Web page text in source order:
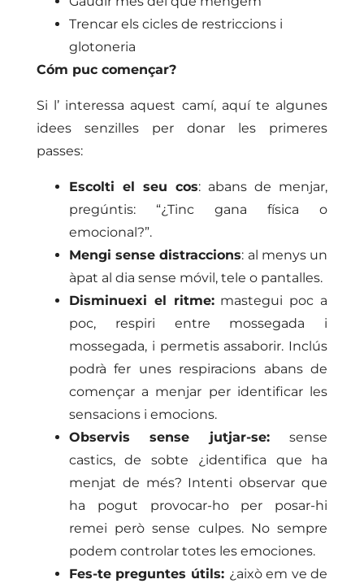
Trencar els cicles de restriccions i
glotoneria
Cóm puc començar?
Si l’ interessa aquest camí, aquí te algunes
idees senzilles per donar les primeres
passes:
Escolti el seu cos: abans de menjar,
pregúntis: “¿Tinc gana física o
emocional?”.
Mengi sense distraccions: al menys un
àpat al dia sense móvil, tele o pantalles.
Disminuexi el ritme:mastegui poc a
poc, respiri entre mossegada i
mossegada, i permetis assaborir. Inclús
podrà fer unes respiracions abans de
començar a menjar per identificar les
sensacions i emocions.
Observis sense jutjar-se:sense
castics, de sobte ¿identifica que ha
menjat de més? Intenti observar que
ha pogut provocar-ho per posar-hi
remei però sense culpes. No sempre
podem controlar totes les emociones.
Fes-te preguntes útils: ¿això em ve de